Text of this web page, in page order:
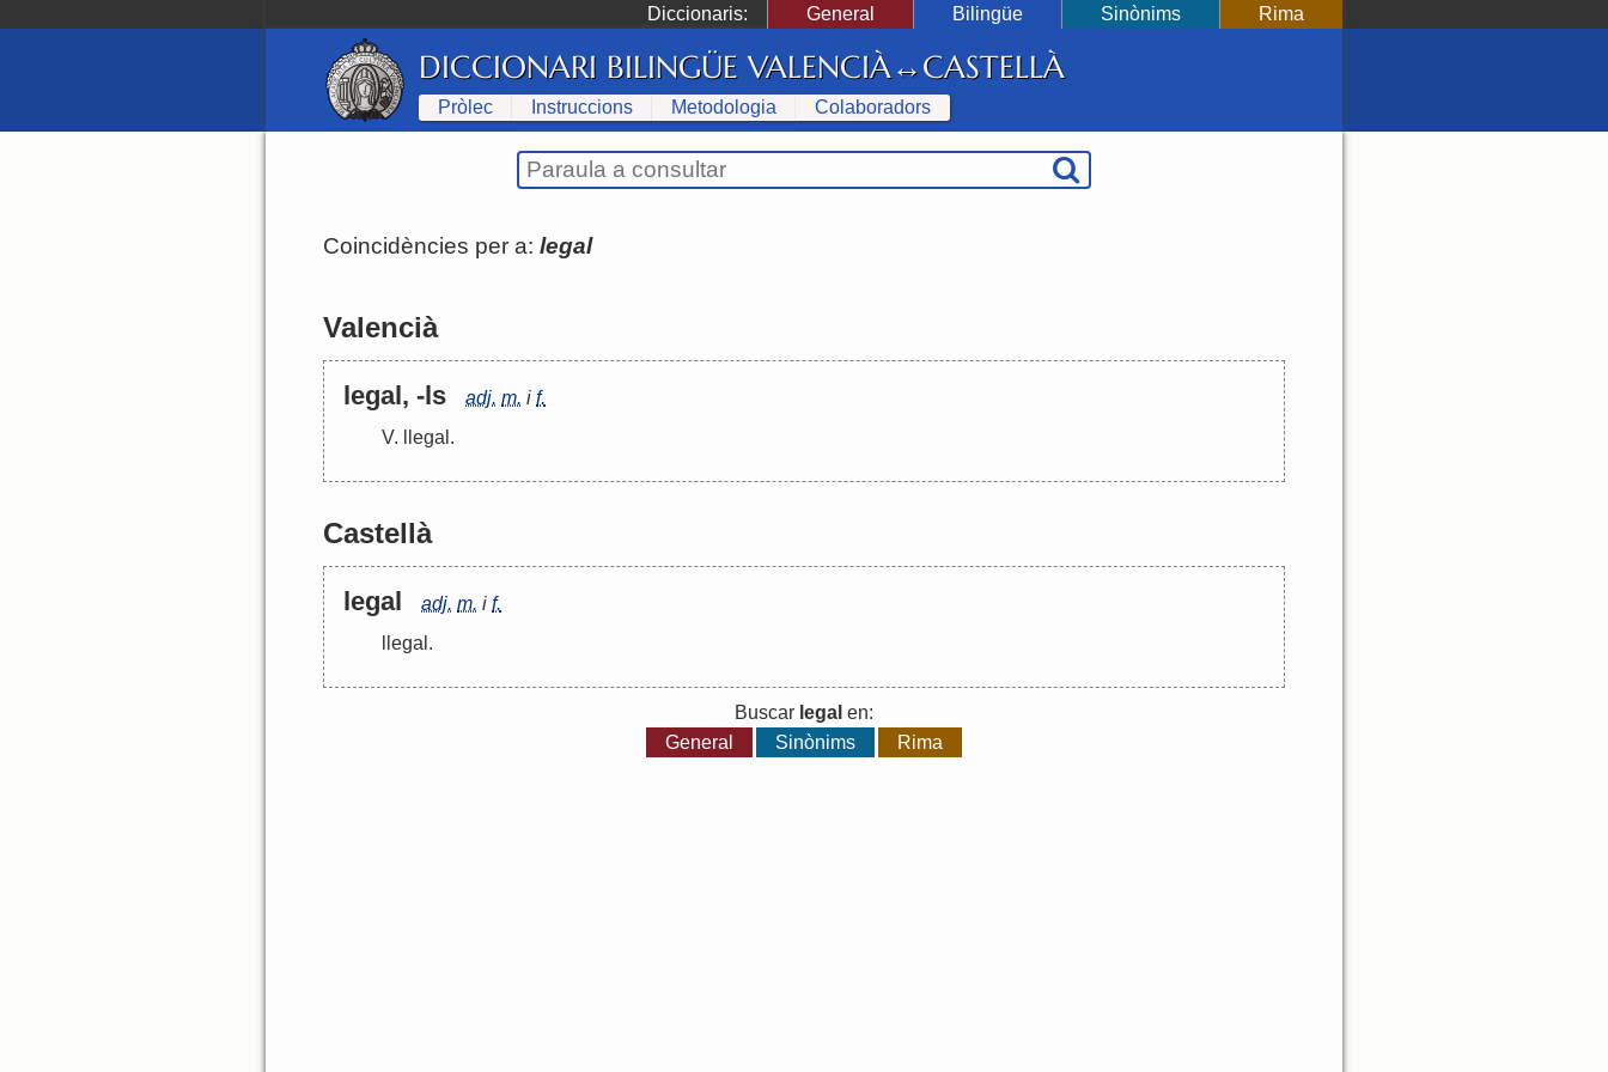
Diccionaris: General Bilingüe Sinònims Rima
DICCIONARI BILINGÜE VALENCIÀ↔CASTELLÀ
Pròlec Instruccions Metodologia Colaboradors
Coincidències per a: legal
Valencià
legal, -ls adj. m. i f.
V.
llegal .
Castellà
legal adj. m. i f.
llegal .
Buscar legal en:
General
Sinònims Rima